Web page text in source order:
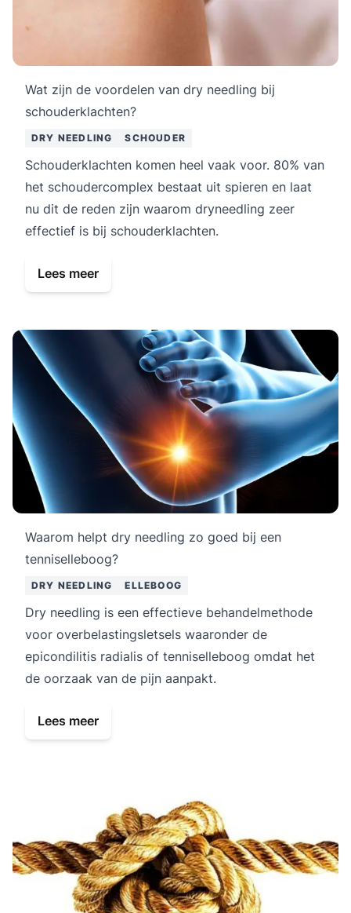
Wat zijn de voordelen van dry needling bij
schouderklachten?
DRY NEEDLING SCHOUDER
Schouderklachten komen heel vaak voor. 80% van
het schoudercomplex bestaat uit spieren en laat
nu dit de reden zijn waarom dryneedling zeer
effectief is bij schouderklachten.
Lees meer
Waarom helpt dry needling zo goed bij een
tenniselleboog?
DRY NEEDLING ELLEBOOG
Dry needling is een effectieve behandelmethode
voor overbelastingsletsels waaronder de
epicondilitis radialis of tenniselleboog omdat het
de oorzaak van de pijn aanpakt.
Lees meer